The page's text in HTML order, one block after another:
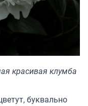
красивая клумба
буквально